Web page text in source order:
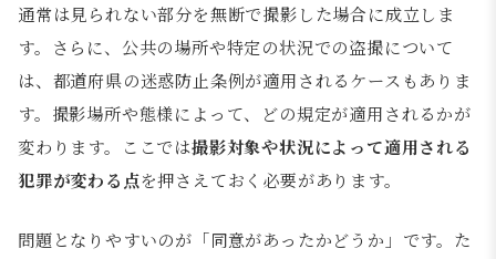
通常は見られない部分を無断で撮影した場合に成立しま
す。さらに、公共の場所や特定の状況での盗撮について
は、都道府県の迷惑防止条例が適用されるケースもありま
す。撮影場所や態様によって、どの規定が適用されるかが
変わります。ここでは撮影対象や状況によって適用される
犯罪が変わる点を押さえておく必要があります。
問題となりやすいのが「同意があったかどうか」です。た